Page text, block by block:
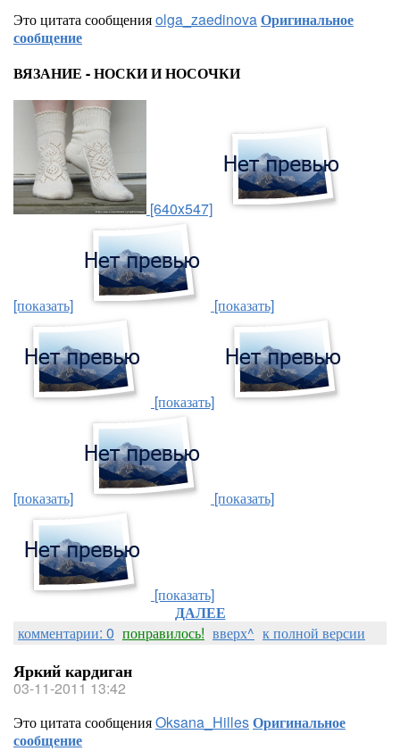
Это цитата сообщенияolga_zaedinovaОригинальное
сообщение
ВЯЗАНИЕ - НОСКИ И НОСОЧКИ
[640x547]
[показать] [показать]
[показать]
[показать] [показать]
[показать]
ДАЛЕЕ
комментарии: 0 понравилось! вверх^ к полной версии
Яркий кардиган
03-11-2011 13:42
Это цитата сообщенияOksana_HillesОригинальное
сообщение